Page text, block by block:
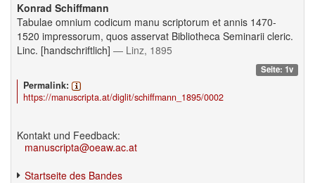
Konrad Schiffmann
Tabulae omnium codicum manu scriptorum et annis 1470-
1520 impressorum, quos asservat Bibliotheca Seminarii cleric.
Linc. [handschriftlich] — Linz, 1895
Seite: 1v
Permalink:
https://manuscripta.at/diglit/schiffmann_1895/0002
Kontakt und Feedback:
manuscripta@oeaw.ac.at
Startseite des Bandes